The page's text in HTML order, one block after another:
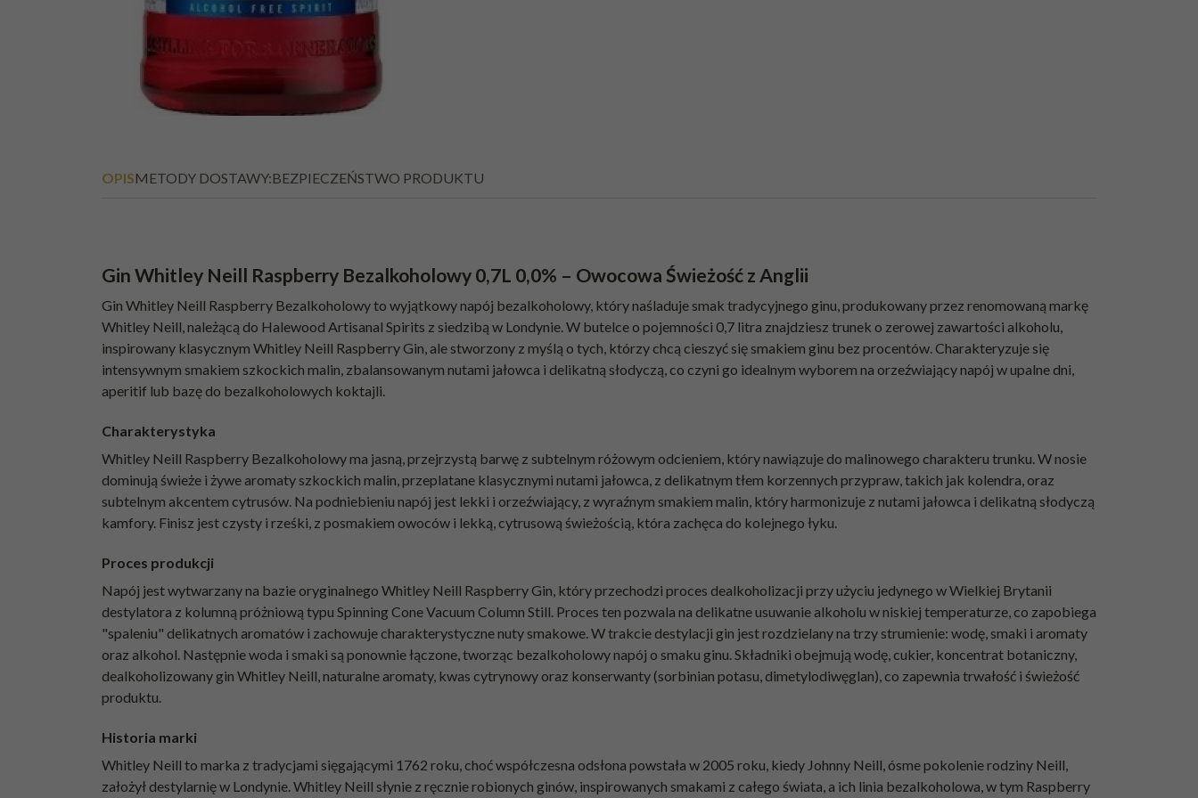
OPISMETODY DOSTAWY:BEZPIECZEŃSTWO PRODUKTU
Gin Whitley Neill Raspberry Bezalkoholowy 0,7L 0,0% – Owocowa Świeżość z Anglii
Gin Whitley Neill Raspberry Bezalkoholowy to wyjątkowy napój bezalkoholowy, który naśladuje smak tradycyjnego ginu, produkowany przez renomowaną markę
Whitley Neill, należącą do Halewood Artisanal Spirits z siedzibą w Londynie. W butelce o pojemności 0,7 litra znajdziesz trunek o zerowej zawartości alkoholu,
inspirowany klasycznym Whitley Neill Raspberry Gin, ale stworzony z myślą o tych, którzy chcą cieszyć się smakiem ginu bez procentów. Charakteryzuje się
intensywnym smakiem szkockich malin, zbalansowanym nutami jałowca i delikatną słodyczą, co czyni go idealnym wyborem na orzeźwiający napój w upalne dni,
aperitif lub bazę do bezalkoholowych koktajli.
Charakterystyka
Whitley Neill Raspberry Bezalkoholowy ma jasną, przejrzystą barwę z subtelnym różowym odcieniem, który nawiązuje do malinowego charakteru trunku. W nosie
dominują świeże i żywe aromaty szkockich malin, przeplatane klasycznymi nutami jałowca, z delikatnym tłem korzennych przypraw, takich jak kolendra, oraz
subtelnym akcentem cytrusów. Na podniebieniu napój jest lekki i orzeźwiający, z wyraźnym smakiem malin, który harmonizuje z nutami jałowca i delikatną słodyczą
kamfory. Finisz jest czysty i rześki, z posmakiem owoców i lekką, cytrusową świeżością, która zachęca do kolejnego łyku.
Proces produkcji
Napój jest wytwarzany na bazie oryginalnego Whitley Neill Raspberry Gin, który przechodzi proces dealkoholizacji przy użyciu jedynego w Wielkiej Brytanii
destylatora z kolumną próżniową typu Spinning Cone Vacuum Column Still. Proces ten pozwala na delikatne usuwanie alkoholu w niskiej temperaturze, co zapobiega
"spaleniu" delikatnych aromatów i zachowuje charakterystyczne nuty smakowe. W trakcie destylacji gin jest rozdzielany na trzy strumienie: wodę, smaki i aromaty
oraz alkohol. Następnie woda i smaki są ponownie łączone, tworząc bezalkoholowy napój o smaku ginu. Składniki obejmują wodę, cukier, koncentrat botaniczny,
dealkoholizowany gin Whitley Neill, naturalne aromaty, kwas cytrynowy oraz konserwanty (sorbinian potasu, dimetylodiwęglan), co zapewnia trwałość i świeżość
produktu.
Historia marki
Whitley Neill to marka z tradycjami sięgającymi 1762 roku, choć współczesna odsłona powstała w 2005 roku, kiedy Johnny Neill, ósme pokolenie rodziny Neill,
założył destylarnię w Londynie. Whitley Neill słynie z ręcznie robionych ginów, inspirowanych smakami z całego świata, a ich linia bezalkoholowa, w tym Raspberry